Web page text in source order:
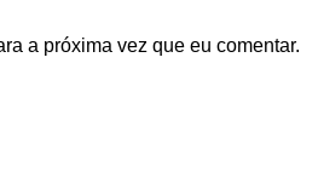
a próxima vez que eu comentar.